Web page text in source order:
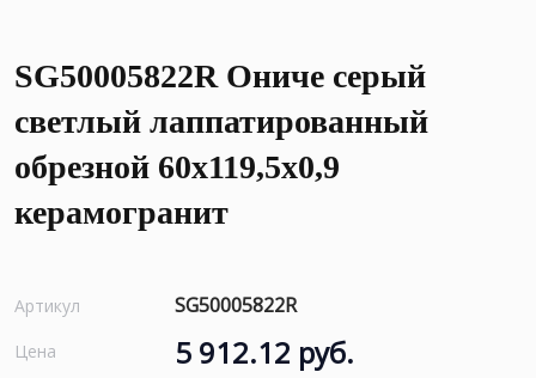
SG50005822R Ониче серый
светлый лаппатированный
обрезной 60x119,5x0,9
керамогранит
Артикул SG50005822R
Цена 5 912.12 руб.